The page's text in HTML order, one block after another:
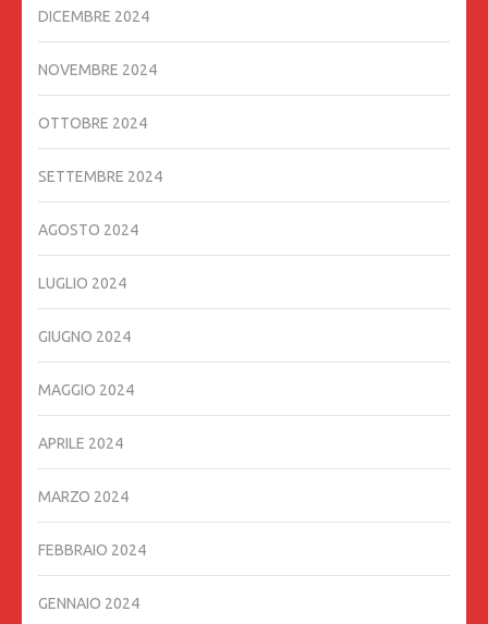
DICEMBRE 2024
NOVEMBRE 2024
OTTOBRE 2024
SETTEMBRE 2024
AGOSTO 2024
LUGLIO 2024
GIUGNO 2024
MAGGIO 2024
APRILE 2024
MARZO 2024
FEBBRAIO 2024
GENNAIO 2024